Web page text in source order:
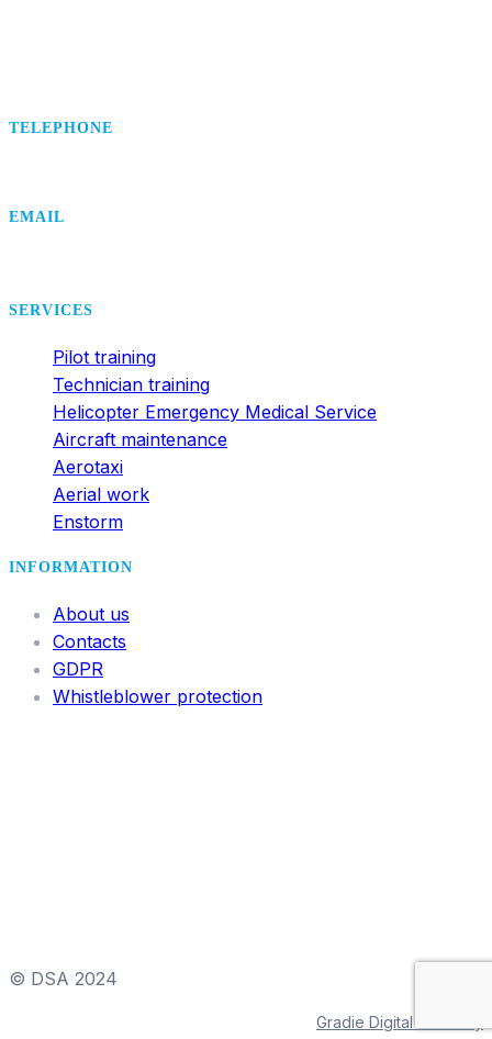
TELEPHONE
EMAIL
SERVICES
Pilot training
Technician training
Helicopter Emergency Medical Service
Aircraft maintenance
Aerotaxi
Aerial work
Enstorm
INFORMATION
About us
Contacts
GDPR
Whistleblower protection
© DSA 2024
Gradie Digital & Viktory